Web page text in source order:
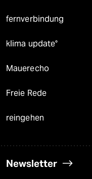
fernverbindung
klima update°
Mauerecho
Freie Rede
reingehen
Newsletter